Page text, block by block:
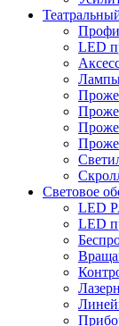
LED
Лампы
Световое
LED
LED